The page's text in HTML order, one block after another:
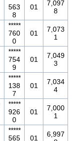
563
8
01
7,097
8
*****
760
0
01
7,073
1
*****
754
9
01
7,049
3
*****
138
7
01
7,034
4
*****
926
0
01
7,000
1
*****
565
01
6,997